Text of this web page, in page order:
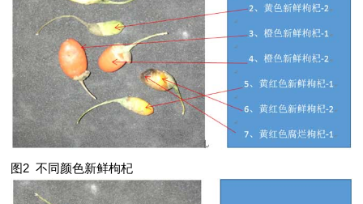
图2 不同颜色新鲜枸杞